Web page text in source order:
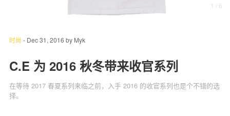
球 鞋
科 技
1 / 6
时尚 - Dec 31, 2016 by Myk
C.E 为 2016 秋冬带来收官系列
在等待 2017 春夏系列来临之前，入手 2016 的收官系列也是个不错的选
择。